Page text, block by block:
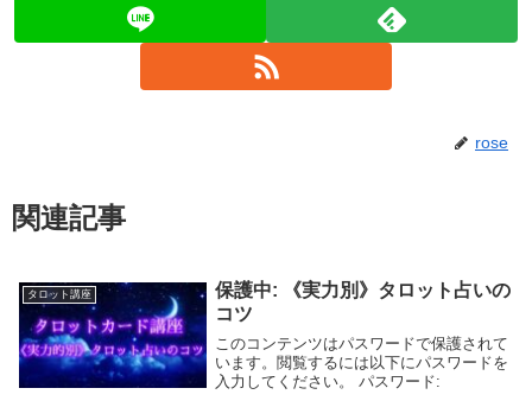
rose
関連記事
タロット講座
保護中: 《実力別》タロット占いの
コツ
このコンテンツはパスワードで保護されて
います。閲覧するには以下にパスワードを
入力してください。 パスワード: